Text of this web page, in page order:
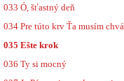
033 Ó, šťastný deň
034 Pre túto krv Ťa musím
035 Ešte krok
036 Ty si mocný